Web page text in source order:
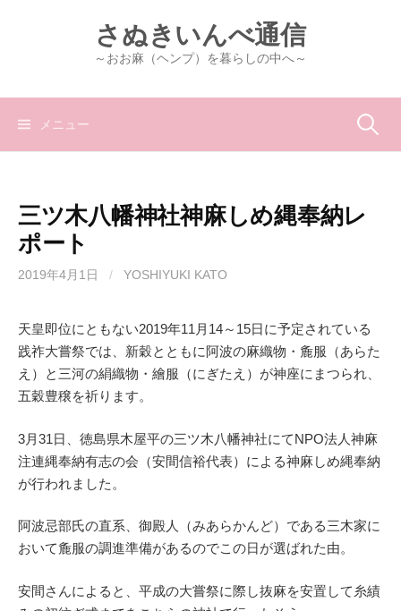
ツ
さぬきいんべ通信
～おお麻（ヘンプ）を暮らしの中へ～
メニュー 検
三ツ木八幡神社神麻しめ縄奉納レ
ポート
2019年4月1日 / YOSHIYUKI KATO
天皇即位にともない2019年11月14～15日に予定されている
践祚大嘗祭では、新穀とともに阿波の麻織物・麁服（あらた
え）と三河の絹織物・繪服（にぎたえ）が神座にまつられ、
五穀豊穣を祈ります。
3月31日、徳島県木屋平の三ツ木八幡神社にてNPO法人神麻
注連縄奉納有志の会（安間信裕代表）による神麻しめ縄奉納
が行われました。
阿波忌部氏の直系、御殿人（みあらかんど）である三木家に
おいて麁服の調進準備があるのでこの日が選ばれた由。
安間さんによると、平成の大嘗祭に際し抜麻を安置して糸績